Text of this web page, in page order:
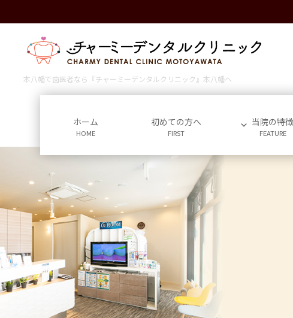
ン
ビ
本八幡で歯医者なら『チャーミーデンタルクリニック』本八幡へ
ホーム
HOME
初めての方へ
FIRST
当院の特徴
FEATURE